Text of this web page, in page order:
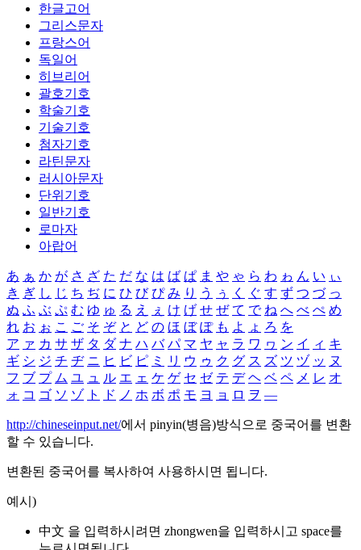
한글고어
그리스문자
프랑스어
독일어
히브리어
괄호기호
학술기호
기술기호
첨자기호
라틴문자
러시아문자
단위기호
일반기호
로마자
아랍어
あ ぁ か が さ ざ た だ な は ば ぱ ま や ゃ ら わ ゎ ん い ぃ
き ぎ し じ ち ぢ に ひ び ぴ み り う ぅ く ぐ す ず つ づ っ
ぬ ふ ぶ ぷ む ゆ ゅ る え ぇ け げ せ ぜ て で ね へ べ ぺ め
れ お ぉ こ ご そ ぞ と ど の ほ ぼ ぽ も よ ょ ろ を
ア ァ カ サ ザ タ ダ ナ ハ バ パ マ ヤ ャ ラ ワ ヮ ン イ ィ キ
ギ シ ジ チ ヂ ニ ヒ ビ ピ ミ リ ウ ゥ ク グ ス ズ ツ ヅ ッ ヌ
フ ブ プ ム ユ ュ ル エ ェ ケ ゲ セ ゼ テ デ ヘ ベ ペ メ レ オ
ォ コ ゴ ソ ゾ ト ド ノ ホ ボ ポ モ ヨ ョ ロ ヲ ―
http://chineseinput.net/에서 pinyin(병음)방식으로 중국어를 변환
할 수 있습니다.
변환된 중국어를 복사하여 사용하시면 됩니다.
예시)
中文 을 입력하시려면 zhongwen을 입력하시고 space를